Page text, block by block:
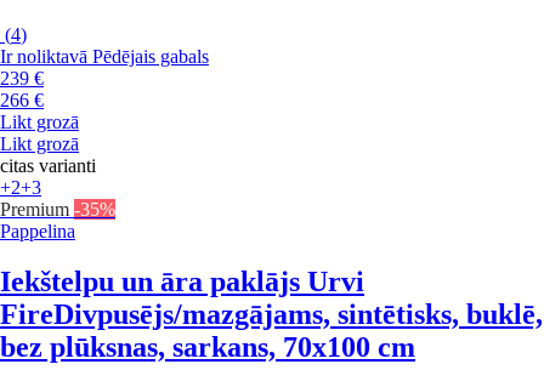
(4)
Ir noliktavā Pēdējais gabals
239 €
266 €
Likt grozā
Likt grozā
citas varianti
+2+3
Premium -35%
Pappelina
Iekštelpu un āra paklājs Urvi
FireDivpusējs/mazgājams, sintētisks, buklē,
bez plūksnas, sarkans, 70x100 cm